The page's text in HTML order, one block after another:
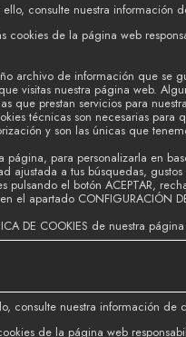
consulte nuestra información
cookies de la página web
archivo de información que se
visitas nuestra página web.
que prestan servicios para
técnicas son necesarias para
y son las únicas que
página, para personalizarla en
ajustada a tus búsquedas, gustos
pulsando el botón ACEPTAR,
el apartado CONFIGURACIÓN
DE COOKIES de nuestra
consulte nuestra información de
de la página web